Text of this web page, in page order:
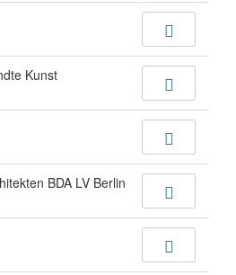
Kunst
BDA LV Berlin